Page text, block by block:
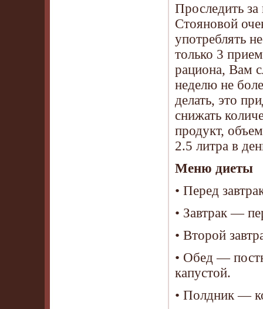
Проследить
Стояновой
употреблять
только 3
рациона, Вам
неделю не
делать, это
снижать
продукт,
2.5 литра в
Меню диеты
• Перед
• Завтрак —
• Второй
• Обед —
капустой.
• Полдник —